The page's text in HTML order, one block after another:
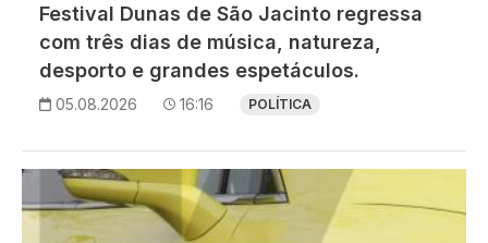
Festival Dunas de São Jacinto regressa
com três dias de música, natureza,
desporto e grandes espetáculos.
05.08.2026 16:16 POLÍTICA
Imagem